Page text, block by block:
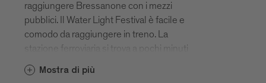
raggiungere Bressanone con i mezzi
pubblici. Il Water Light Festival è facile e
comodo da raggiungere in treno. La
stazione ferroviaria si trova a pochi minuti
a piedi dal centro storico. Informazioni in
base al paese d'origine:
Mostra di più